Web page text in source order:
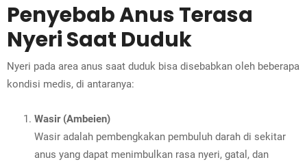
Penyebab Anus Terasa
Nyeri Saat Duduk
Nyeri pada area anus saat duduk bisa disebabkan oleh beberapa
kondisi medis, di antaranya:
Wasir (Ambeien)
Wasir adalah pembengkakan pembuluh darah di sekitar
anus yang dapat menimbulkan rasa nyeri, gatal, dan